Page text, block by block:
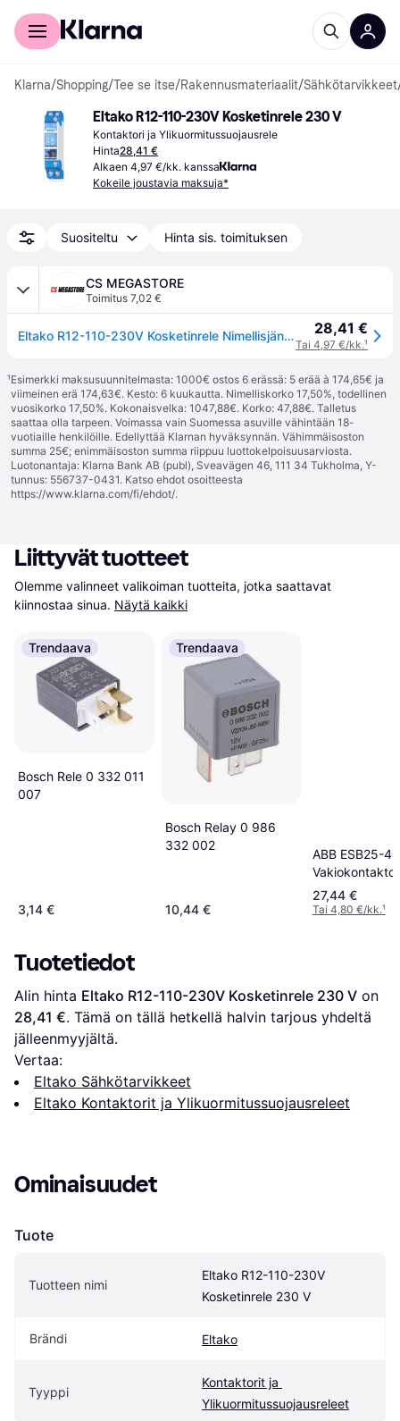
Kuluttajille
Klarna/Shopping/Tee se itse/Rakennusmateriaalit/Sähkötarvikkeet
Eltako R12-110-230V Kosketinrele 230 V
Kontaktori ja Ylikuormitussuojausrele
Hinta28,41 €
Alkaen 4,97 €/kk. kanssa
Kokeile joustavia maksuja*
Suositeltu Hinta sis. toimituksen
CS MEGASTORE
Toimitus 7,02 €
Eltako R12-110-230V Kosketinrele Nimellisjännite: 230 V Katkaisuvirta (max.): 16 A 1 x katkaisukosketin, 1 x avauskosketin 1 kpl 1 kpl 28,41 €
Tai 4,97 €/kk.¹
¹Esimerkki maksusuunnitelmasta: 1000€ ostos 6 erässä: 5 erää à 174,65€ ja
viimeinen erä 174,63€. Kesto: 6 kuukautta. Nimelliskorko 17,50%, todellinen
vuosikorko 17,50%. Kokonaisvelka: 1047,88€. Korko: 47,88€. Talletus
saattaa olla tarpeen. Voimassa vain Suomessa asuville vähintään 18-
vuotiaille henkilöille. Edellyttää Klarnan hyväksynnän. Vähimmäisoston
summa 25€; enimmäisoston summa riippuu luottokelpoisuusarviosta.
Luotonantaja: Klarna Bank AB (publ), Sveavägen 46, 111 34 Tukholma, Y-
tunnus: 556737-0431. Katso ehdot osoitteesta
https://www.klarna.com/fi/ehdot/.
Liittyvät tuotteet
Olemme valinneet valikoiman tuotteita, jotka saattavat
kiinnostaa sinua. Näytä kaikki
Trendaava
Bosch Rele 0 332 011
007
3,14 €
Trendaava
Bosch Relay 0 986
332 002
10,44 €
ABB ESB25-
27,44 €
Tai 4,80 €/kk.¹
Tuotetiedot
Alin hinta Eltako R12-110-230V Kosketinrele 230 V
28,41 €. Tämä on tällä hetkellä halvin tarjous yhdeltä
jälleenmyyjältä.
Vertaa:
Eltako Sähkötarvikkeet
Eltako Kontaktorit ja Ylikuormitussuojausreleet
Ominaisuudet
Tuote
Tuotteen nimi
Eltako R12-110-230V
Kosketinrele 230 V
Brändi Eltako
Tyyppi
Kontaktorit ja
Ylikuormitussuojausreleet